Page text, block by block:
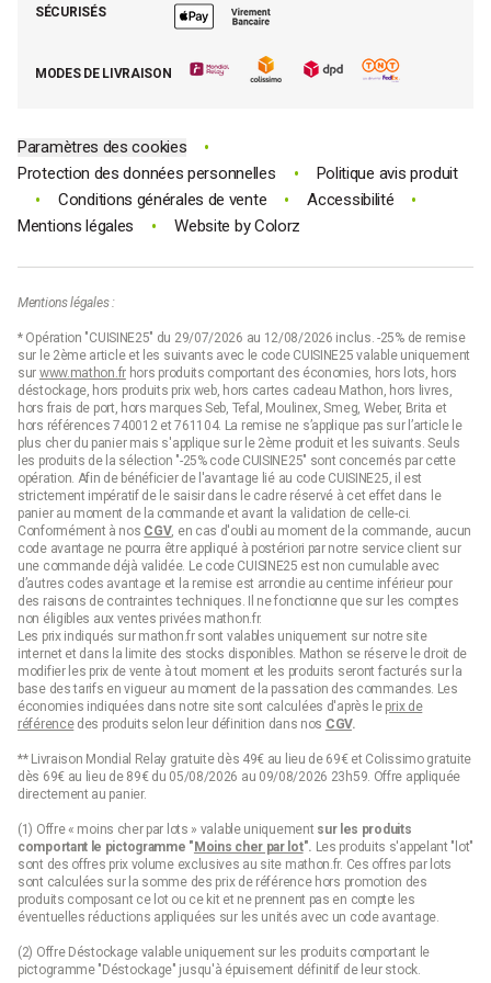
La presse parle de Mathon
Moins cher par lot
SÉCURISÉS
MODES DE LIVRAISON
Paramètres des cookies •
Protection des données personnelles • Politique avis produit
• Conditions générales de vente • Accessibilité •
Mentions légales • Website byColorz
Mentions légales :
* Opération "CUISINE25" du 29/07/2026 au 12/08/2026 inclus. -25% de remise
sur le 2ème article et les suivants avec le code CUISINE25 valable uniquement
sur www.mathon.frhors produits comportant des économies, hors lots, hors
déstockage, hors produits prix web, hors cartes cadeau Mathon, hors livres,
hors frais de port, hors marques Seb, Tefal, Moulinex, Smeg, Weber, Brita et
hors références 740012 et 761104. La remise ne s’applique pas sur l’article le
plus cher du panier mais s'applique sur le 2ème produit et les suivants. Seuls
les produits de la sélection "-25% code CUISINE25" sont concernés par cette
opération. Afin de bénéficier de l'avantage lié au code CUISINE25, il est
strictement impératif de le saisir dans le cadre réservé à cet effet dans le
panier au moment de la commande et avant la validation de celle-ci.
Conformément à nos CGV, en cas d'oubli au moment de la commande, aucun
code avantage ne pourra être appliqué à postériori par notre service client sur
une commande déjà validée. Le code CUISINE25 est non cumulable avec
d’autres codes avantage et la remise est arrondie au centime inférieur pour
des raisons de contraintes techniques. Il ne fonctionne que sur les comptes
non éligibles aux ventes privées mathon.fr.
Les prix indiqués sur mathon.fr sont valables uniquement sur notre site
internet et dans la limite des stocks disponibles. Mathon se réserve le droit de
modifier les prix de vente à tout moment et les produits seront facturés sur la
base des tarifs en vigueur au moment de la passation des commandes. Les
économies indiquées dans notre site sont calculées d'après le prix de
référencedes produits selon leur définition dans nos CGV.
** Livraison Mondial Relay gratuite dès 49€ au lieu de 69€ et Colissimo gratuite
dès 69€ au lieu de 89€ du 05/08/2026 au 09/08/2026 23h59. Offre appliquée
directement au panier.
(1) Offre « moins cher par lots » valable uniquement sur les produits
comportant le pictogramme "Moins cher par lot". Les produits s'appelant "lot"
sont des offres prix volume exclusives au site mathon.fr. Ces offres par lots
sont calculées sur la somme des prix de référence hors promotion des
produits composant ce lot ou ce kit et ne prennent pas en compte les
éventuelles réductions appliquées sur les unités avec un code avantage.
(2) Offre Déstockage valable uniquement sur les produits comportant le
pictogramme "Déstockage" jusqu'à épuisement définitif de leur stock.